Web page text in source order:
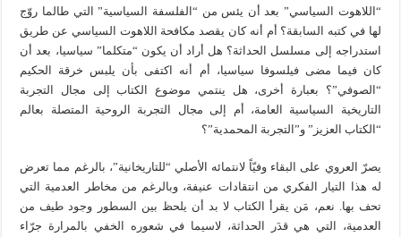
“اللاهوت السياسي” بعد أن يئس من “الفلسفة السياسية” التي طالما روّج
لها في كتبه السابقة؟ أم أنه كان يقصد مكافحة اللاهوت السياسي عن طريق
استدراجه إلى مسلسل الحداثة؟ هل أراد أن يكون “متكلما” سياسيا، بعد أن
كان فيما مضى فيلسوفا سياسيا، أم أنه اكتفى بأن يلبس خرقة الحكيم
“الصوفي”؟ بعبارة أخرى، هل ينتمي موضوع الكتاب إلى مجال التجربة
التاريخية السياسية العامة، أم إلى مجال التجربة الروحية المتصلة بعالم
“الكتاب العزيز” و”التجربة المحمدية”؟
يصرّ العروي على البقاء وفيّاً لانتمائه الأصلي “للتاريخانية”، بالرغم مما تعرض
له هذا التيار الفكري من انتقادات عنيفة، وبالرغم من مخاطر العدمية التي
تحف بها. نعم، مَن يقرأ الكتاب لا بد أن يلحظ بين السطور وجود طيف من
العدمية، التي هي قدَر الحداثة، لاسيما في شعوره الخفي بالمرارة جرّاء